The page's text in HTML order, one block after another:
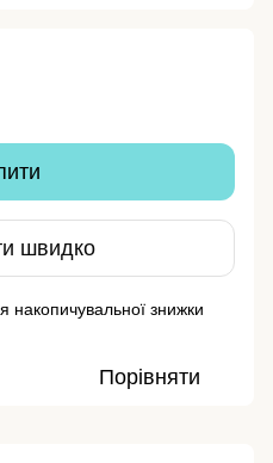
швидко
накопичувальної знижки
Порівняти